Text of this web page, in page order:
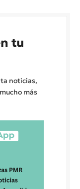
tu
noticias,
más